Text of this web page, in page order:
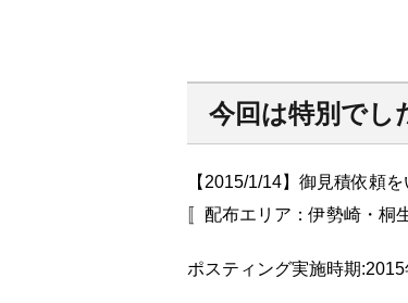
今回は特別 でし
【2015/1/14】御見積依頼
〚配布エリア：伊勢崎・桐
ポスティング実施時期